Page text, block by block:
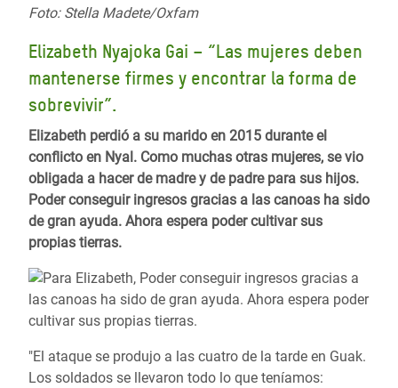
Foto: Stella Madete/Oxfam
Elizabeth Nyajoka Gai – “Las mujeres deben
mantenerse firmes y encontrar la forma de
sobrevivir”.
Elizabeth perdió a su marido en 2015 durante el
conflicto en Nyal. Como muchas otras mujeres, se vio
obligada a hacer de madre y de padre para sus hijos.
Poder conseguir ingresos gracias a las canoas ha sido
de gran ayuda. Ahora espera poder cultivar sus
propias tierras.
"El ataque se produjo a las cuatro de la tarde en Guak.
Los soldados se llevaron todo lo que teníamos: